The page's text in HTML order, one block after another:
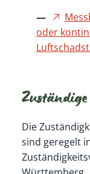
oder
Die
sind geregelt